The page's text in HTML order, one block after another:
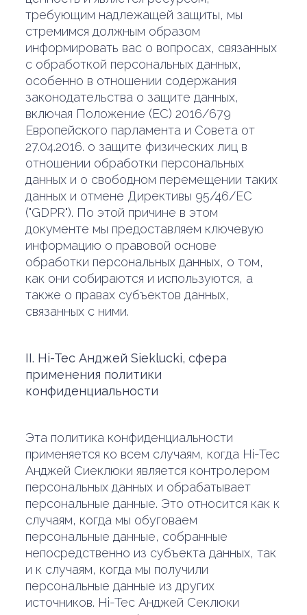
требующим надлежащей защиты, мы
стремимся должным образом
информировать вас о вопросах, связанных
с обработкой персональных данных,
особенно в отношении содержания
законодательства о защите данных,
включая Положение (ЕС) 2016/679
Европейского парламента и Совета от
27.04.2016. о защите физических лиц в
отношении обработки персональных
данных и о свободном перемещении таких
данных и отмене Директивы 95/46/EC
("GDPR"). По этой причине в этом
документе мы предоставляем ключевую
информацию о правовой основе
обработки персональных данных, о том,
как они собираются и используются, а
также о правах субъектов данных,
связанных с ними.
II. Hi-Tec Анджей Sieklucki, сфера
применения политики
конфиденциальности
Эта политика конфиденциальности
применяется ко всем случаям, когда Hi-Tec
Анджей Сиеклюки является контролером
персональных данных и обрабатывает
персональные данные. Это относится как к
случаям, когда мы обуговаем
персональные данные, собранные
непосредственно из субъекта данных, так
и к случаям, когда мы получили
персональные данные из других
источников. Hi-Tec Анджей Секлюки